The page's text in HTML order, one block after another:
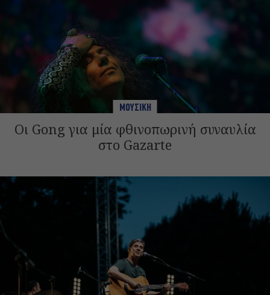
ΜΟΥΣΙΚΗ
Οι Gong για μία φθινοπωρινή συναυλία
στο Gazarte